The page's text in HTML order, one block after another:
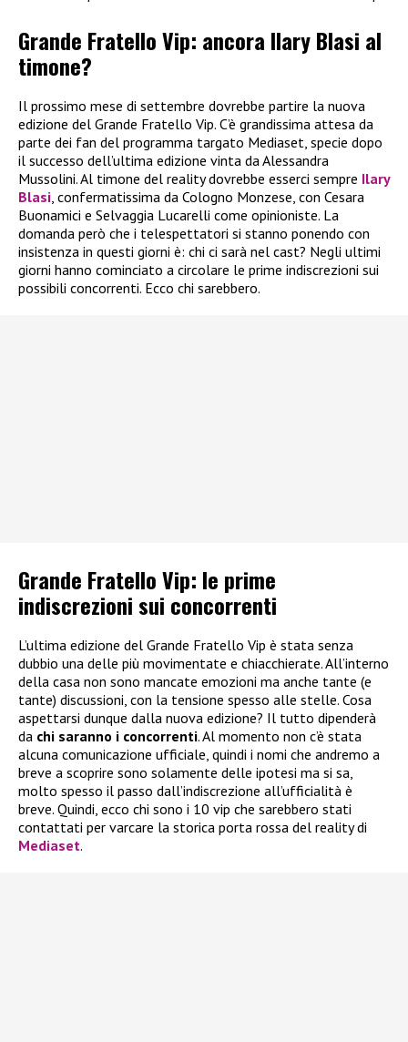
Grande Fratello Vip: ancora Ilary Blasi al
timone?
Il prossimo mese di settembre dovrebbe partire la nuova
edizione del Grande Fratello Vip. C’è grandissima attesa da
parte dei fan del programma targato Mediaset, specie dopo
il successo dell’ultima edizione vinta da Alessandra
Mussolini. Al timone del reality dovrebbe esserci sempre Ilary
Blasi , confermatissima da Cologno Monzese, con Cesara
Buonamici e Selvaggia Lucarelli come opinioniste. La
domanda però che i telespettatori si stanno ponendo con
insistenza in questi giorni è: chi ci sarà nel cast? Negli ultimi
giorni hanno cominciato a circolare le prime indiscrezioni sui
possibili concorrenti. Ecco chi sarebbero.
Grande Fratello Vip: le prime
indiscrezioni sui concorrenti
L’ultima edizione del Grande Fratello Vip è stata senza
dubbio una delle più movimentate e chiacchierate. All’interno
della casa non sono mancate emozioni ma anche tante (e
tante) discussioni, con la tensione spesso alle stelle. Cosa
aspettarsi dunque dalla nuova edizione? Il tutto dipenderà
da chi saranno i concorrenti. Al momento non c’è stata
alcuna comunicazione ufficiale, quindi i nomi che andremo a
breve a scoprire sono solamente delle ipotesi ma si sa,
molto spesso il passo dall’indiscrezione all’ufficialità è
breve. Quindi, ecco chi sono i 10 vip che sarebbero stati
contattati per varcare la storica porta rossa del reality di
Mediaset.